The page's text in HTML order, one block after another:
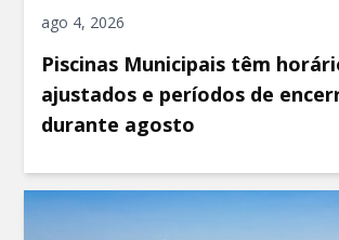
ago 4, 2026
Piscinas Municipais têm
ajustados e períodos de
durante agosto